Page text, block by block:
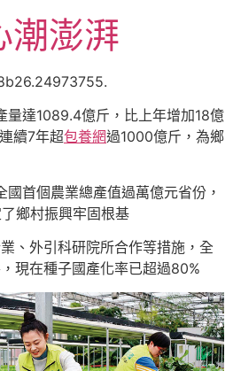
潮澎湃
量達1089.4億斤，比上年增加18億
續7年超包養網過1000億斤，為鄉
首個農業總產值過萬億元省份，
鄉村振興牢固根基
、外引科研院所合作等措施，全
現在種子國產化率已超過80%